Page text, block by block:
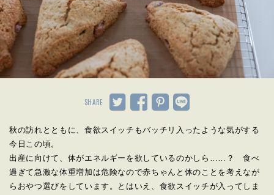
SHARE
秋の訪れとともに、 食欲スイッチもバッチリ入ったような気がする
今日この頃。
出産に向けて、体がエネルギーを欲しているのかしら……？食べ
過ぎて急激な体重増加は危険なので赤ちゃんと体のことを考え なが
らおやつ選びをしています。とはいえ、 食欲スイッチが入ってしま